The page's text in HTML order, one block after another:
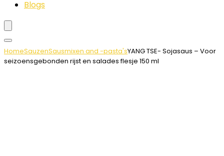
Blogs
HomeSauzenSausmixen and -pasta'sYANG TSE- Sojasaus – Voor
seizoensgebonden rijst en salades flesje 150 ml